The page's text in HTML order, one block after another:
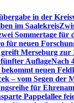
in der
im Saalekreis
Sommertage für
für neuen
Merseburg zur
AuflageNach
neuen
– vom Segen der
für
Pappelallee